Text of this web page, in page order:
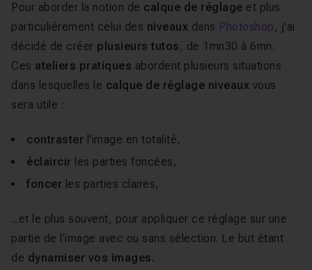
Pour aborder la notion de calque de réglage et plus
particulièrement celui des niveaux dans Photoshop , j'ai
décidé de créer plusieurs tutos , de 1mn30 à 6mn.
Ces ateliers pratiques abordent plusieurs situations
dans lesquelles le calque de réglage niveaux vous
sera utile :
contraster l'image en totalité,
éclaircir les parties foncées,
foncer les parties claires,
...et le plus souvent, pour appliquer ce réglage sur une
partie de l'image avec ou sans sélection. Le but étant
de dynamiser vos images.